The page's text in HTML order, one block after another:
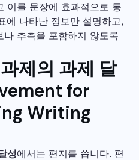
이를 문장에 효과적으로 통
에 나타난 정보만 설명하고,
추측을 포함하지 않도록
제의 과제 달
for
Writing
성에서는 편지를 씁니다. 편